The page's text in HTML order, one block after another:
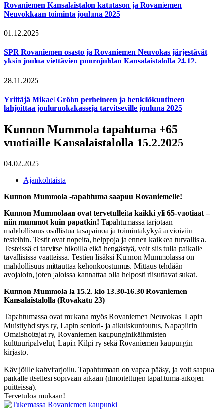
Rovaniemen Kansalaistalon katutason ja Rovaniemen
Neuvokkaan toiminta jouluna 2025
01.12.2025
SPR Rovaniemen osasto ja Rovaniemen Neuvokas järjestävät
yksin joulua viettävien puurojuhlan Kansalaistalolla 24.12.
28.11.2025
Yrittäjä Mikael Gröhn perheineen ja henkilökuntineen
lahjoittaa jouluruokakasseja tarvitseville jouluna 2025
Kunnon Mummola tapahtuma +65
vuotiaille Kansalaistalolla 15.2.2025
04.02.2025
Ajankohtaista
Kunnon Mummola -tapahtuma saapuu Rovaniemelle!
Kunnon Mummolaan ovat tervetulleita kaikki yli 65-vuotiaat –
niin mummot kuin papatkin! Tapahtumassa tarjotaan
mahdollisuus osallistua tasapainoa ja toimintakykyä arvioiviin
testeihin. Testit ovat nopeita, helppoja ja ennen kaikkea turvallisia.
Testeissä ei tarvitse hikoilla eikä hengästyä, voit siis tulla paikalle
tavallisissa vaatteissa. Testien lisäksi Kunnon Mummolassa on
mahdollisuus mittauttaa kehonkoostumus. Mittaus tehdään
avojaloin, joten jaloissa kannattaa olla helposti riisuttavat sukat.
Kunnon Mummola la 15.2. klo 13.30-16.30 Rovaniemen
Kansalaistalolla (Rovakatu 23)
Tapahtumassa ovat mukana myös Rovaniemen Neuvokas, Lapin
Muistiyhdistys ry, Lapin seniori- ja aikuiskuntoutus, Napapiirin
Omaishoitajat ry, Rovaniemen kaupunginikäihmisten
kulttuuripalvelut, Lapin Kilpi ry sekä Rovaniemen kaupungin
kirjasto.
Kävijöille kahvitarjoilu. Tapahtumaan on vapaa pääsy, ja voit saapua
paikalle itsellesi sopivaan aikaan (ilmoitettujen tapahtuma-aikojen
puitteissa).
Tervetuloa mukaan!